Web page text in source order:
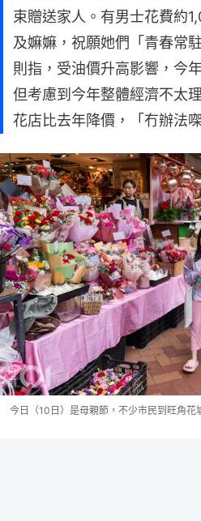
束贈送家人。有男士花費約
及嫲嫲，祝願她們「青春常
則指，受油價升高影響，今
但考慮到今年整體經濟不太
花店比去年降價，「冇辦法
今日（10日）是母親節，不少市民到旺角花